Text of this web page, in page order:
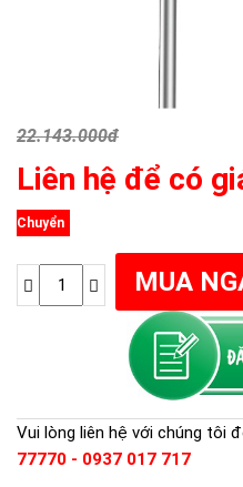
22.143.000đ
Liên hệ để có
Chuyển
Vui lòng liên hệ với chúng tôi
77770 - 0937 017 717